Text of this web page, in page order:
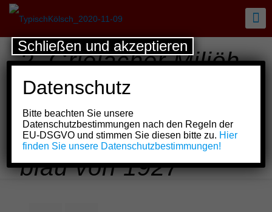
2. Grielächer Miljöh-
Sitzung beendet
Sitzungskarneval
der vormals Kölsche
Grenadeere grön-
blau von 1927
Datenschutz
Bitte beachten Sie unsere
Datenschutzbestimmungen nach den Regeln der
EU-DSGVO und stimmen Sie diesen bitte zu. Hier
finden Sie unsere Datenschutzbestimmungen!
Schließen und akzeptieren